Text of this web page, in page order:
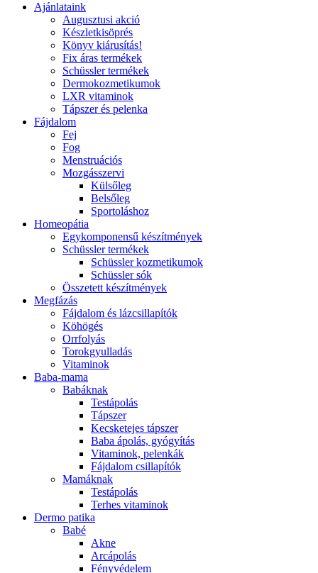
Ajánlataink
Augusztusi akció
Készletkisöprés
Könyv kiárusítás!
Fix áras termékek
Schüssler termékek
Dermokozmetikumok
LXR vitaminok
Tápszer és pelenka
Fájdalom
Fej
Fog
Menstruációs
Mozgásszervi
Külsőleg
Belsőleg
Sportoláshoz
Homeopátia
Egykomponensű készítmények
Schüssler termékek
Schüssler kozmetikumok
Schüssler sók
Összetett készítmények
Megfázás
Fájdalom és lázcsillapítók
Köhögés
Orrfolyás
Torokgyulladás
Vitaminok
Baba-mama
Babáknak
Testápolás
Tápszer
Kecsketejes tápszer
Baba ápolás, gyógyítás
Vitaminok, pelenkák
Fájdalom csillapítók
Mamáknak
Testápolás
Terhes vitaminok
Dermo patika
Babé
Akne
Arcápolás
Fényvédelem